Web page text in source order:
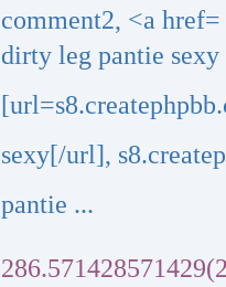
comment2, <a
dirty leg pantie
sexy[/url],
pantie ...